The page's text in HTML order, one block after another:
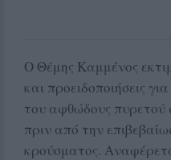
Ο Θέμης Καμμένος
και προειδοποιήσεις
του αφθώδους πυρετού
πριν από την
κρούσματος.